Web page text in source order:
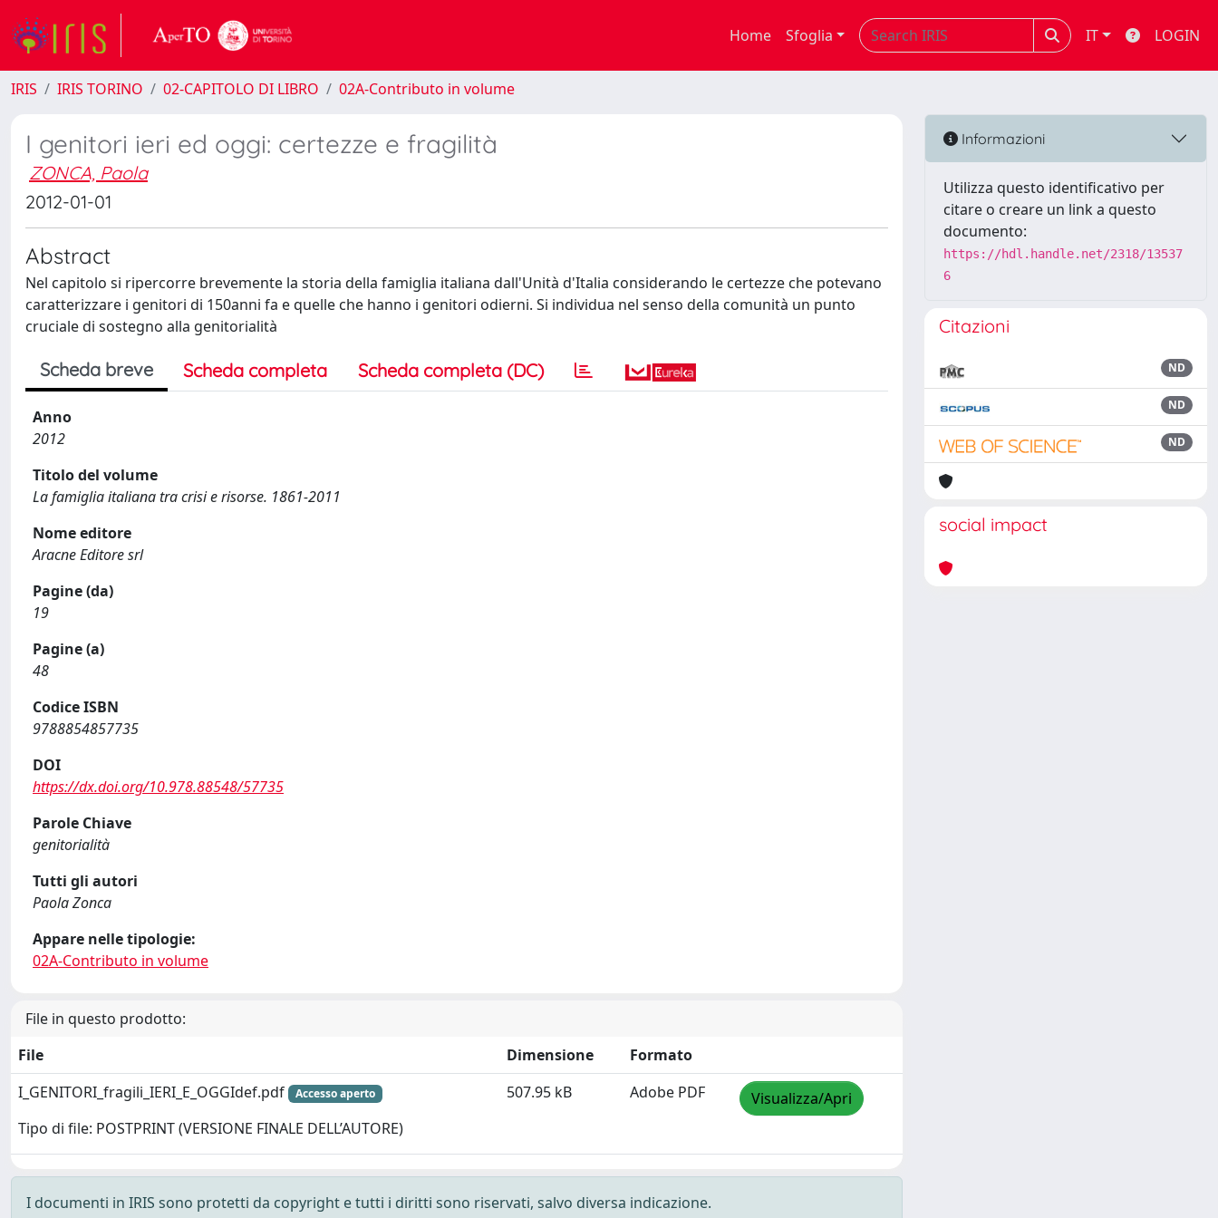
Home Sfoglia IT LOGIN
IRIS IRIS TORINO 02-CAPITOLO DI LIBRO 02A-Contributo in volume
I genitori ieri ed oggi: certezze e fragilità
ZONCA, Paola
2012-01-01
Abstract
Nel capitolo si ripercorre brevemente la storia della famiglia italiana dall'Unità d'Italia considerando le certezze che potevano
caratterizzare i genitori di 150anni fa e quelle che hanno i genitori odierni. Si individua nel senso della comunità un punto
cruciale di sostegno alla genitorialità
Scheda breve Scheda completa Scheda completa (DC)
Anno
2012
Titolo del volume
La famiglia italiana tra crisi e risorse. 1861-2011
Nome editore
Aracne Editore srl
Pagine (da)
19
Pagine (a)
48
Codice ISBN
9788854857735
DOI
https://dx.doi.org/10.978.88548/57735
Parole Chiave
genitorialità
Tutti gli autori
Paola Zonca
Appare nelle tipologie:
02A-Contributo in volume
File in questo prodotto:
File
Dimensione
Formato
I_GENITORI_fragili_IERI_E_OGGIdef.pdf
Accesso aperto
Tipo di file: POSTPRINT (VERSIONE FINALE DELL’AUTORE)
507.95 kB Adobe PDF Visualizza/Apri
I documenti in IRIS sono protetti da copyright e tutti i diritti sono riservati, salvo diversa indicazione.
Informazioni
Utilizza questo identificativo per
citare o creare un link a questo
documento:
https://hdl.handle.net/2318/13537
6
Citazioni
ND
ND
ND
social impact